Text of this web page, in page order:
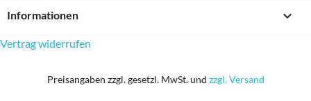
Informationen 
Vertrag widerrufen
Preisangaben zzgl. gesetzl. MwSt. und zzgl. Versand